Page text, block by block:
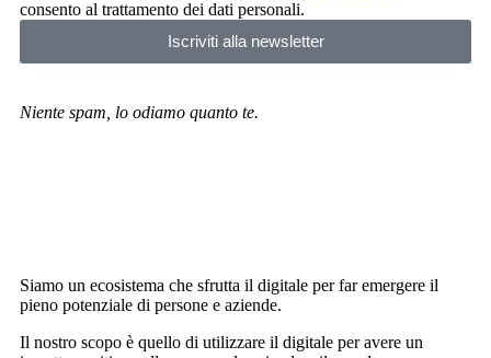
consento al trattamento dei dati personali.
Iscriviti alla newsletter
Niente spam, lo odiamo quanto te.
Siamo un ecosistema che sfrutta il digitale per far emergere il
pieno potenziale di persone e aziende.
Il nostro scopo è quello di utilizzare il digitale per avere un